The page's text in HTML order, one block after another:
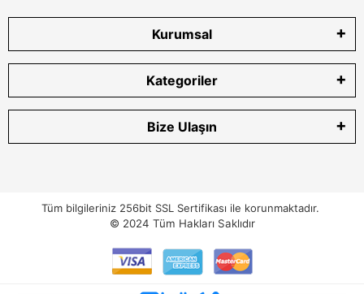
Kurumsal
Kategoriler
Bize Ulaşın
Tüm bilgileriniz 256bit SSL Sertifikası ile korunmaktadır.
© 2024 Tüm Hakları Saklıdır